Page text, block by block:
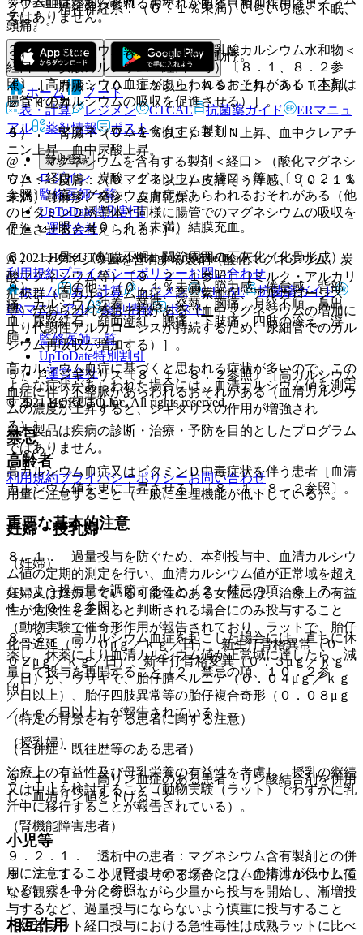
る）］。
３）． カルシウム製剤＜経口＞（乳酸カルシウム水和物＜
経口＞、炭酸カルシウム＜経口＞等）〔８．１、８．２参
照〕［高カルシウム血症があらわれるおそれがある（本剤は
腸管でのカルシウムの吸収を促進させる）］。
４）． マグネシウムを含有する製剤：
@． マグネシウムを含有する製剤＜経口＞（酸化マグネシ
ウム＜経口＞、炭酸マグネシウム＜経口＞等）〔９．２．１
参照〕［高マグネシウム血症があらわれるおそれがある（他
のビタミンＤ誘導体と同様に腸管でのマグネシウムの吸収を
促進させると考えられる）］。
A． マグネシウムを含有する製剤（酸化マグネシウム、炭
酸マグネシウム等）〔９．２．１参照〕［ミルク・アルカリ
症候群（高カルシウム血症、高窒素血症、アルカローシス
等）があらわれるおそれがある（血中マグネシウムの増加に
より代謝性アルカローシスが持続するため、尿細管でのカル
シウム再吸収が増加する）］。
５）． ジギタリス〔８．１、８．２参照〕［高カルシウム
血症に伴う不整脈があらわれるおそれがある（血清カルシウ
ムの濃度が上昇すると、ジギタリスの作用が増強され
る）］。
高齢者
用量に注意すること（一般に生理機能が低下している）。
妊婦・授乳婦
（妊婦）
妊婦又は妊娠している可能性のある女性には、治療上の有益
性が危険性を上回ると判断される場合にのみ投与すること
（動物実験で催奇形作用が報告されており、ラットで、胎仔
化骨遅延（５．０μｇ／ｋｇ／日）、新生仔骨格異常（０．
０２μｇ／ｋｇ／日）、新生仔骨格変異（０．３μｇ／ｋｇ
／日）が、ウサギで、胎仔臍ヘルニア（０．０４μｇ／ｋｇ
／日以上）、胎仔四肢異常等の胎仔複合奇形（０．０８μｇ
／ｋｇ／日以上）が報告されている）。
（授乳婦）
治療上の有益性及び母乳栄養の有益性を考慮し、授乳の継続
又は中止を検討すること（動物実験（ラット）でわずかに乳
汁中に移行することが報告されている）。
小児等
９．７．１． 小児に投与する場合には、血清カルシウム値
など観察を十分に行いながら少量から投与を開始し、漸増投
与するなど、過量投与にならないよう慎重に投与すること
（幼若ラット経口投与における急性毒性は成熟ラットに比べ
２）． 精神神経系：（０．１％未満）いらいら感、不眠、
頭痛。
３）． 循環器：（０．１％未満）動悸。
４）． 肝臓：（０．１％以上）ＡＳＴ上昇、ＡＬＴ上昇、
ＬＤＨ上昇。
５）． 腎臓：（０．１％以上）ＢＵＮ上昇、血中クレアチ
ニン上昇、血中尿酸上昇。
６）． 皮膚：（０．１％以上）皮膚そう痒感、（０．１％
未満）蕁麻疹、発疹、皮膚乾燥。
７）． 眼：（０．１％未満）結膜充血。
８）． 骨：（頻度不明）関節周囲の石灰化（化骨形成）。
９）． その他：（０．１％未満）脱力感、倦怠感、背部
痛、カルシウム沈着、熱感、発熱、胸痛、月経不順、鼻出
血、尿路結石、顔面潮紅、腰痛、下肢痛、四肢の冷え、浮
腫。
高カルシウム血症に基づくと思われる症状が多いので、この
ような症状があらわれた場合には、血清カルシウム値を測定
することが望ましい。
禁忌
高カルシウム血症又はビタミンＤ中毒症状を伴う患者［血清
カルシウム値を更に上昇させる］〔８．１、８．２参照〕。
重要な基本的注意
８．１． 過量投与を防ぐため、本剤投与中、血清カルシウ
ム値の定期的測定を行い、血清カルシウム値が正常域を超え
ないよう投与量を調節すること〔２．禁忌の項、９．７．
１、１０．２参照〕。
８．２． 高カルシウム血症を起こした場合には、直ちに休
薬し、休薬により血清カルシウム値が正常域に達したら、減
量して投与を再開すること〔２．禁忌の項、１０．２参
照〕。
（特定の背景を有する患者に関する注意）
（合併症・既往歴等のある患者）
９．１．１． 高リン血症のある患者：リン酸結合剤を併用
し、血清リン値を下げること。
（腎機能障害患者）
９．２．１． 透析中の患者：マグネシウム含有製剤との併
用に注意すること（腎よりのマグネシウムの排泄が低下して
いる）〔１０．２参照〕。
相互作用
ではありません。
ホーム
ノート
表・計算
レジメン CTCAE 抗菌薬ガイド
ERマニュ
アル
薬剤情報 ポスト
新規登録
ログイン
監修医師一覧
UpToDate特別割引
運営会社
© 2021 HOKUTO Inc. All rights reserved.
利用規約プライバシーポリシーお問い合わせ
ホーム
表・計算 レジメン CTCAE
抗菌薬ガイド
ERマニュアル
薬剤情報 ポスト
監修医師一覧
UpToDate特別割引
運営会社
© 2021 HOKUTO Inc. All rights reserved.
※本製品は疾病の診断・治療・予防を目的としたプログラム
ではありません。
利用規約プライバシーポリシーお問い合わせ